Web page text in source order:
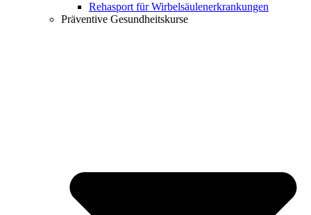
Rehasport für Wirbelsäulenerkrankungen
Präventive Gesundheitskurse